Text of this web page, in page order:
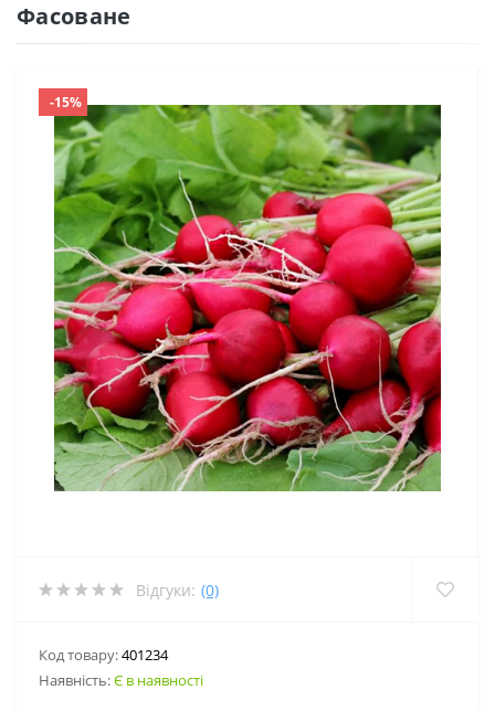
Фасоване
-15%
Відгуки: (0)
Код товару:401234
Наявність:Є в наявності